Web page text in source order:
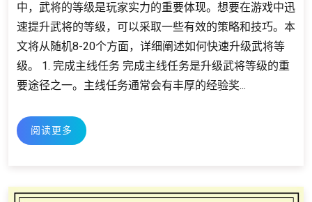
中，武将的等级是玩家实力的重要体现。想要在游戏中迅
速提升武将的等级，可以采取一些有效的策略和技巧。本
文将从随机8-20个方面，详细阐述如何快速升级武将等
级。 1. 完成主线任务 完成主线任务是升级武将等级的重
要途径之一。主线任务通常会有丰厚的经验奖...
阅读更多